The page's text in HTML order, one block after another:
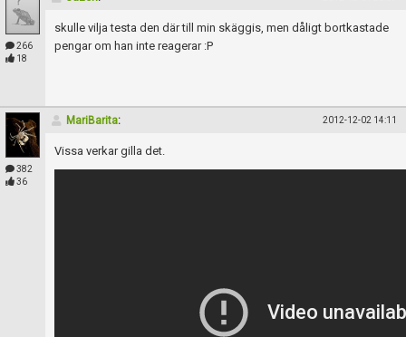
266
18
skulle vilja testa den där till min skäggis, men dåligt bortkastade
pengar om han inte reagerar :P
382
36
MariBarita: 2012-12-02 14:11
Vissa verkar gilla det.